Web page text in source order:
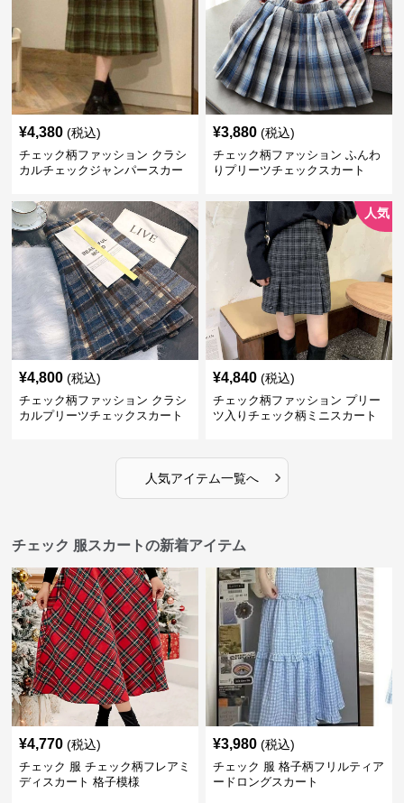
¥4,380 (税込)
チェック柄ファッション クラシ
カルチェックジャンパースカー
¥3,880 (税込)
チェック柄ファッション ふんわ
りプリーツチェックスカート
¥4,800 (税込)
チェック柄ファッション クラシ
カルプリーツチェックスカート
人気
¥4,840 (税込)
チェック柄ファッション プリー
ツ入りチェック柄ミニスカート
人気アイテム一覧へ ›
チェック 服スカートの新着アイテム
¥4,770 (税込)
チェック 服 チェック柄フレアミ
ディスカート 格子模様
¥3,980 (税込)
チェック 服 格子柄フリルティア
ードロングスカート